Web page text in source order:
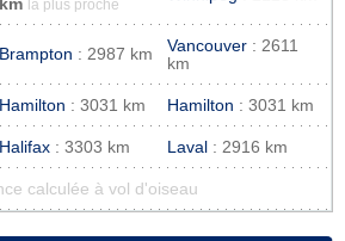
km
la plus proche
Brampton : 2987 km Vancouver : 2611
km
Hamilton : 3031 km Hamilton : 3031 km
Halifax : 3303 km Laval : 2916 km
calculée à vol d'oiseau